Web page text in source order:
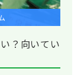
？向いてい